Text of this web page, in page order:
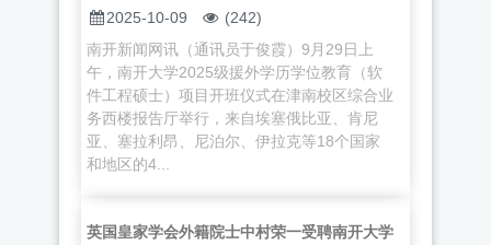
2025-10-09
(242)
南开新闻网讯（通讯员于俊霞）9月29日上
午，南开大学2025级援外学历学位教育（软
件工程硕士）项目开班仪式在津南校区综合业
务西楼报告厅举行，来自埃塞俄比亚、肯尼
亚、塞拉利昂、尼泊尔、伊拉克等18个国家
和地区的4...
英国皇家学会外籍院士中村荣一受聘南开大学